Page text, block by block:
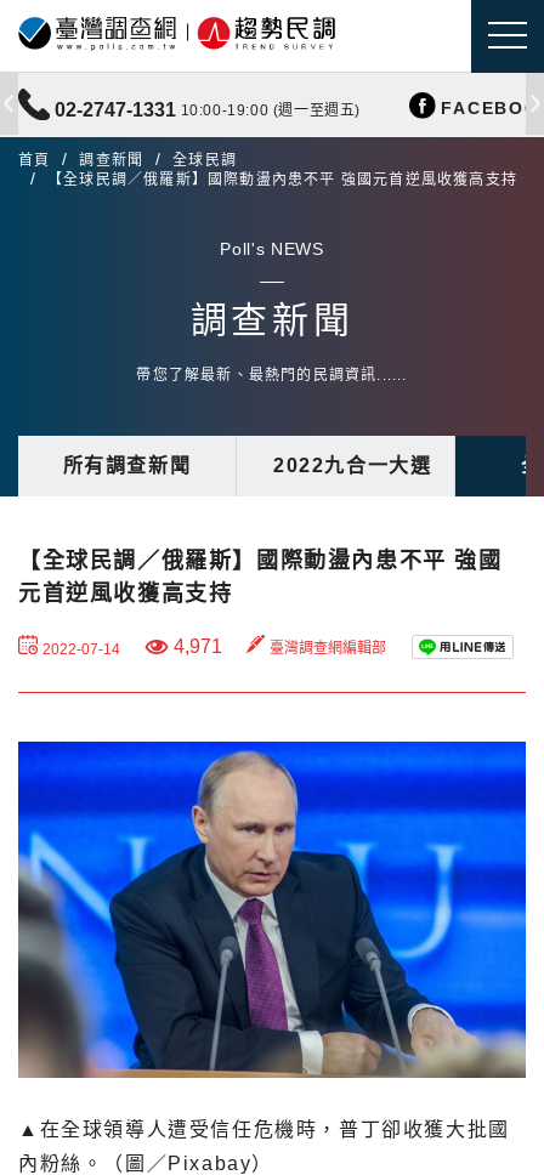
02-2747-1331 10:00-19:00 (週一至週五)
首頁 調查新聞
全球民調
【全球民調／俄羅斯】國際動盪內患不平 強國元首逆風收獲高支持
Poll's NEWS
調查新聞
帶您了解最新、最熱門的民調資訊......
所有調查新聞 2022九合一大選
【全球民調／俄羅斯】國際動盪內患不平 強國
元首逆風收獲高支持
2022-07-14 4,971 臺灣調查網編輯部
▲在全球領導人遭受信任危機時，普丁卻收獲大批國
內粉絲。（圖／Pixabay）